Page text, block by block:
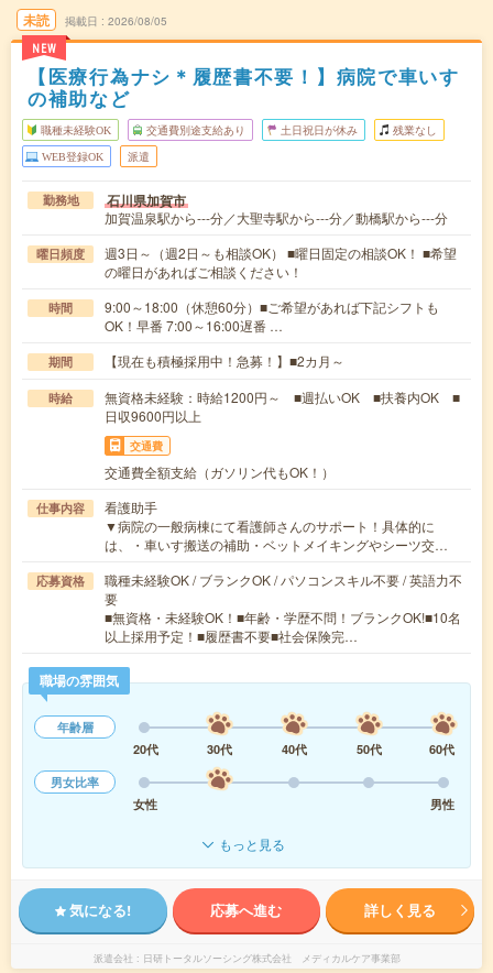
未読
NEW
掲載日 2026/08/05
【医療行為ナシ＊履歴書不要！】病院で車いす
の補助など
職種未経験OK 交通費別途支給あり 土日祝日が休み 残業なし
WEB登録OK 派遣
勤務地 石川県加賀市
加賀温泉駅から---分／大聖寺駅から---分／動橋駅から---分
曜日頻度
週3日～（週2日～も相談OK） ■曜日固定の相談OK！ ■希望
の曜日があればご相談ください！
時間
9:00～18:00（休憩60分）■ご希望があれば下記シフトも
OK！早番 7:00～16:00遅番 …
期間 【現在も積極採用中！急募！】■2カ月～
時給
無資格未経験：時給1200円～ ■週払いOK ■扶養内OK ■
日収9600円以上
交通費
交通費全額支給（ガソリン代もOK！）
仕事内容
看護助手
▼病院の一般病棟にて看護師さんのサポート！具体的に
は、・車いす搬送の補助・ベットメイキングやシーツ交…
応募資格
職種未経験OK / ブランクOK / パソコンスキル不要 / 英語力不
要
■無資格・未経験OK！■年齢・学歴不問！ブランクOK!■10名
以上採用予定！■履歴書不要■社会保険完…
職場の雰囲気
年齢層
20代
30代 40代 50代
60代
男女比率
女性
男性
もっと見る
気になる! 応募へ進む 詳しく見る
派遣会社 日研トータルソーシング株式会社 メディカルケア事業部